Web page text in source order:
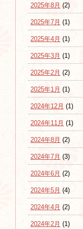
2025年8月 (2)
2025年7月 (1)
2025年4月 (1)
2025年3月 (1)
2025年2月 (2)
2025年1月 (1)
2024年12月 (1)
2024年11月 (1)
2024年8月 (2)
2024年7月 (3)
2024年6月 (2)
2024年5月 (4)
2024年4月 (2)
2024年2月 (1)